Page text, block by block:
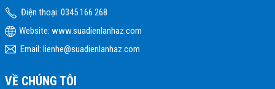
Điện thoại: 0345 166 268
Website: www.suadienlanhaz.com
Email: lienhe@suadienlanhaz.com
VỀ CHÚNG TÔI